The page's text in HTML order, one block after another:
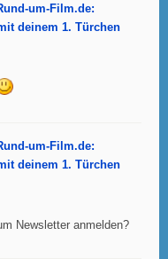
um-Film.de:
deinem 1. Türchen
um-Film.de:
deinem 1. Türchen
Newsletter anmelden?